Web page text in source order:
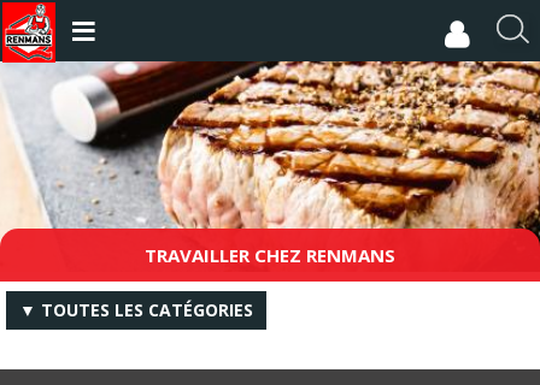
Aller
au
contenu
principal
R
e
c
h
e
r
c
h
r
TRAVAILLER CHEZ RENMANS
▼ TOUTES LES CATÉGORIES